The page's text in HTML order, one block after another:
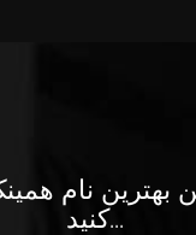
بهترین نام
کنید...